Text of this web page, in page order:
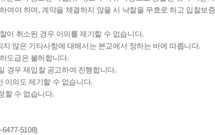
여야 하며, 계약을 체결하지 않을 시 낙찰을 무효로 하고 입찰보
이 취소된 경우 이의를 제기할 수 없습니다.
않은 기타사항에 대해서는 본교에서 정하는 바에 따릅니다.
도급은 불허합니다.
경우 재입찰 공고하여 진행합니다.
이의도 제기할 수 없습니다.
할 수 없습니다.
5108)